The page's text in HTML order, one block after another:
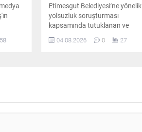
58
Etimesgut Belediyesi’ne yönelik
yolsuzluk soruşturması
kapsamında tutuklanan ve
görevden uzaklaştırılan Belediye
Başkanı Erdal Beşikçioğlu’nun
04.08.2026 0 27